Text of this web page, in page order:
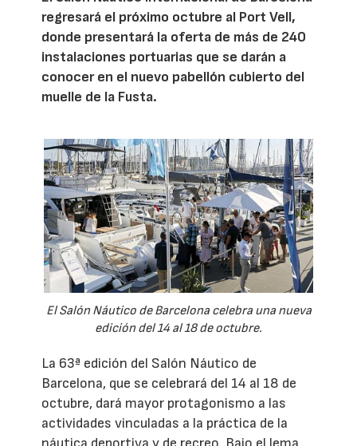
regresará el próximo octubre al Port Vell,
donde presentará la oferta de más de 240
instalaciones portuarias que se darán a
conocer en el nuevo pabellón cubierto del
muelle de la Fusta.
El Salón Náutico de Barcelona celebra una nueva
edición del 14 al 18 de octubre.
La 63ª edición del Salón Náutico de
Barcelona, que se celebrará del 14 al 18 de
octubre, dará mayor protagonismo a las
actividades vinculadas a la práctica de la